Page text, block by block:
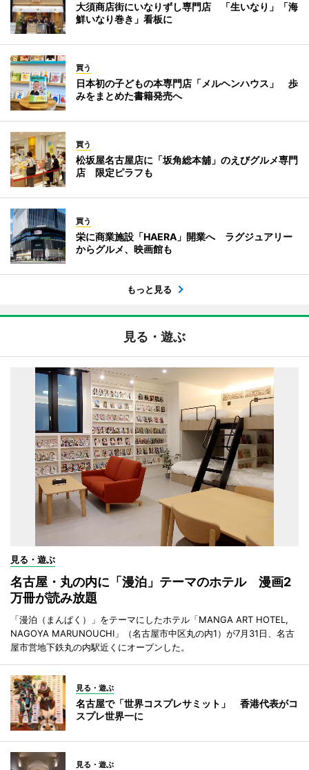
大須商店街にいなりずし専門店 「生いなり」「海
鮮いなり巻き」看板に
買う
日本初の子どもの本専門店「メルヘンハウス」 歩
みをまとめた書籍発売へ
買う
松坂屋名古屋店に「坂角総本舖」のえびグルメ専門
店 限定ピラフも
買う
栄に商業施設「HAERA」開業へ ラグジュアリー
からグルメ、映画館も
もっと見る
見る・遊ぶ
見る・遊ぶ
名古屋・丸の内に「漫泊」テーマのホテル 漫画2
万冊が読み放題
「漫泊（まんぱく）」をテーマにしたホテル「MANGA ART HOTEL,
NAGOYA MARUNOUCHI」（名古屋市中区丸の内1）が7月31日、名古
屋市営地下鉄丸の内駅近くにオープンした。
見る・遊ぶ
名古屋で「世界コスプレサミット」 香港代表がコ
スプレ世界一に
見る・遊ぶ